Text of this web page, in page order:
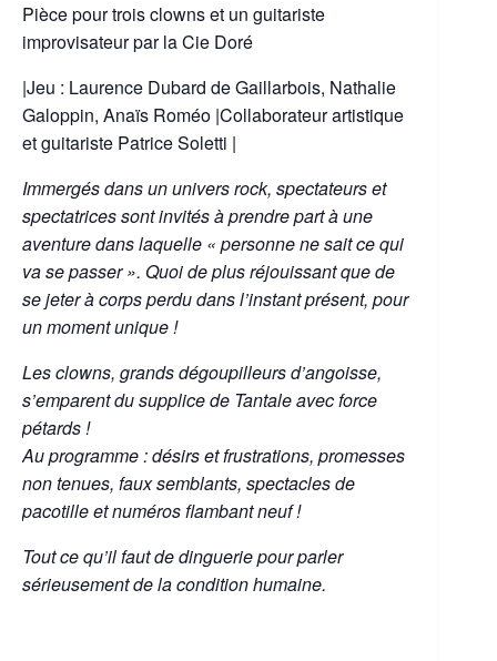
Pièce pour trois clowns et un guitariste
improvisateur par la Cie Doré
|Jeu : Laurence Dubard de Gaillarbois, Nathalie
Galoppin, Anaïs Roméo |Collaborateur artistique
et guitariste Patrice Soletti |
Immergés dans un univers rock, spectateurs et
spectatrices sont invités à prendre part à une
aventure dans laquelle « personne ne sait ce qui
va se passer ». Quoi de plus réjouissant que de
se jeter à corps perdu dans l’instant présent, pour
un moment unique !
Les clowns, grands dégoupilleurs d’angoisse,
s’emparent du supplice de Tantale avec force
pétards !
Au programme : désirs et frustrations, promesses
non tenues, faux semblants, spectacles de
pacotille et numéros flambant neuf !
Tout ce qu’il faut de dinguerie pour parler
sérieusement de la condition humaine.